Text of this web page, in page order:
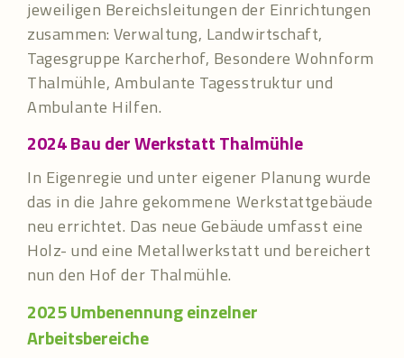
jeweiligen Bereichsleitungen der Einrichtungen
zusammen: Verwaltung, Landwirtschaft,
Tagesgruppe Karcherhof, Besondere Wohnform
Thalmühle, Ambulante Tagesstruktur und
Ambulante Hilfen.
2024 Bau der Werkstatt Thalmühle
In Eigenregie und unter eigener Planung wurde
das in die Jahre gekommene Werkstattgebäude
neu errichtet. Das neue Gebäude umfasst eine
Holz- und eine Metallwerkstatt und bereichert
nun den Hof der Thalmühle.
2025 Umbenennung einzelner
Arbeitsbereiche